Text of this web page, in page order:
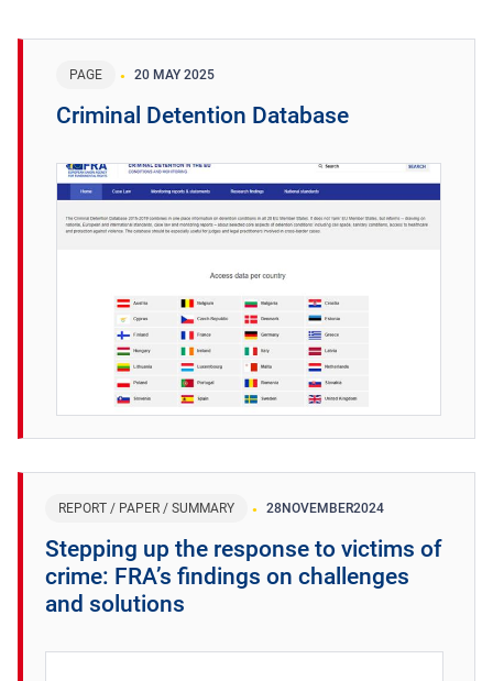
PAGE 20 MAY 2025
Criminal Detention Database
REPORT / PAPER / SUMMARY 28NOVEMBER2024
Stepping up the response to victims of
crime: FRA’s findings on challenges
and solutions